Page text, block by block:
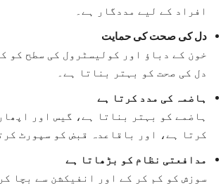
افراد کے لیے مددگار ہے۔
دل کی صحت کی حمایت
خون کے دباؤ اور کولیسٹرول کی سطح کو
دل کی صحت کو بہتر بناتا ہے۔
ہاضمہ کی مدد کرتا ہے
ہاضمے کو بہتر بناتا ہے، گیس اور
کرتا ہے، اور باقاعدہ قبض کو سپورٹ
مدافعتی نظام کو بڑھاتا ہے
سوزش کو کم کر کے اور انفیکشن سے بچا